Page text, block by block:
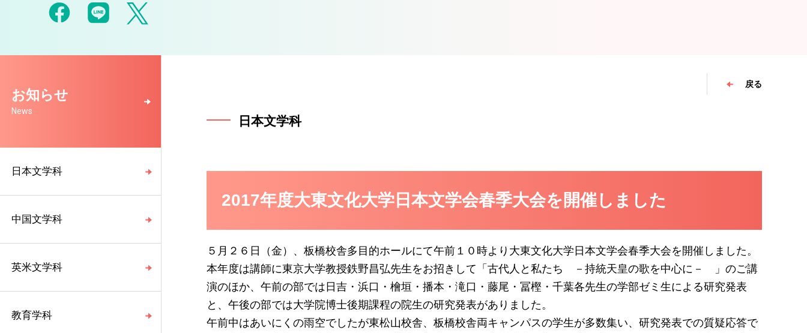
お知らせ
News
日本文学科
中国文学科
英米文学科
教育学科
戻る
日本文学科
2017年度大東文化大学日本文学会春季大会を開催しました
５月２６日（金）、 板橋校舎多目的ホールにて午前１０時より大東文化大学日本文学会春季大会を開催しました。
本年度は講師に東京大学教授鉄野昌弘先生をお招きして「古代人と私たち －持統天皇の歌を中心に－ 」のご講
演のほか、午前の部では日吉・浜口・檜垣・播本・滝口・藤尾・冨樫・千葉各先生の学部ゼミ生による研究発表
と、午後の部では大学院博士後期課程の院生の研究発表がありました。
午前中はあいにくの雨空でしたが東松山校舎、板橋校舎両キャンパスの学生が多数集い、研究発表での質疑応答で